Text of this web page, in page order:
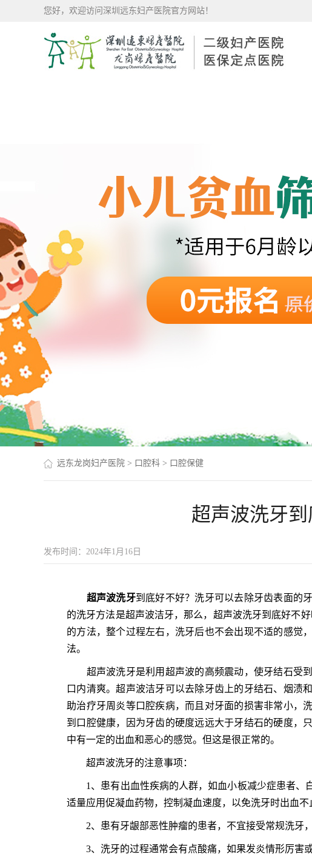
您好，欢迎访问深圳远东妇产医院官方网站！
远东龙岗妇产医院 > 口腔科 > 口腔保健
超声波洗牙到
发布时间：2024年1月16日
超声波洗牙到底好不好？洗牙可以去除牙齿表面的
的洗牙方法是超声波洁牙，那么，超声波洗牙到底好不
的方法，整个过程左右，洗牙后也不会出现不适的感觉
法。
超声波洗牙是利用超声波的高频震动，使牙结石受到
口内清爽。超声波洁牙可以去除牙齿上的牙结石、烟渍
助治疗牙周炎等口腔疾病，而且对牙面的损害非常小，
到口腔健康，因为牙齿的硬度远远大于牙结石的硬度，
中有一定的出血和恶心的感觉。但这是很正常的。
超声波洗牙的注意事项：
1、患有出血性疾病的人群，如血小板减少症患者、
适量应用促凝血药物，控制凝血速度，以免洗牙时出血不
2、患有牙龈部恶性肿瘤的患者，不宜接受常规洗牙
3、洗牙的过程通常会有点酸痛，如果发炎情形厉害或